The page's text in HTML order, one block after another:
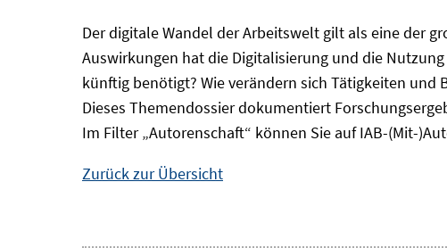
Der digitale Wandel der Arbeitswelt gilt als eine der
Auswirkungen hat die Digitalisierung und die
künftig benötigt? Wie verändern sich Tätigkeiten und
Dieses Themendossier dokumentiert
Im Filter „Autorenschaft“ können Sie auf IAB-(Mit-
Zurück zur Übersicht